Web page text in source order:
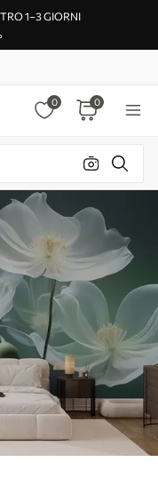
1–3 GIORNI
0 0